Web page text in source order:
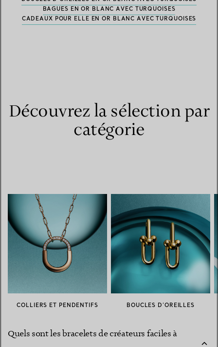
BAGUES EN OR BLANC AVEC TURQUOISES
CADEAUX POUR ELLE EN OR BLANC AVEC TURQUOISES
Découvrez la sélection par
catégorie
COLLIERS ET PENDENTIFS BOUCLES D’OREILLES
Quels sont les bracelets de créateurs faciles à